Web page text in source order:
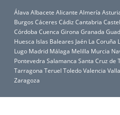
Álava Albacete Alicante Almería
Burgos Cáceres Cádiz Cantabria
Córdoba Cuenca Girona Granada
Huesca Islas Baleares Jaén La Coruña
Lugo Madrid Málaga Melilla Murcia
Pontevedra Salamanca Santa Cruz de
Tarragona Teruel ToledoValencia
Zaragoza